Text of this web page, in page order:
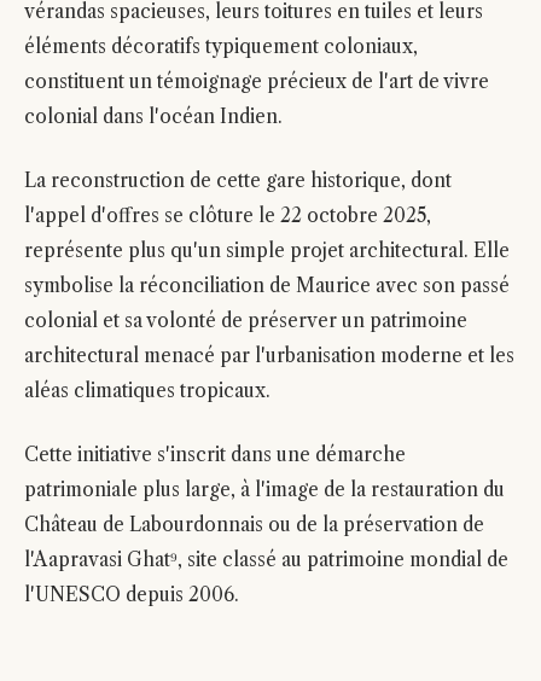
vérandas spacieuses, leurs toitures en tuiles et leurs
éléments décoratifs typiquement coloniaux,
constituent un témoignage précieux de l'art de vivre
colonial dans l'océan Indien.
La reconstruction de cette gare historique, dont
l'appel d'offres se clôture le 22 octobre 2025,
représente plus qu'un simple projet architectural. Elle
symbolise la réconciliation de Maurice avec son passé
colonial et sa volonté de préserver un patrimoine
architectural menacé par l'urbanisation moderne et les
aléas climatiques tropicaux.
Cette initiative s'inscrit dans une démarche
patrimoniale plus large, à l'image de la restauration du
Château de Labourdonnais ou de la préservation de
l'Aapravasi Ghat⁹, site classé au patrimoine mondial de
l'UNESCO depuis 2006.